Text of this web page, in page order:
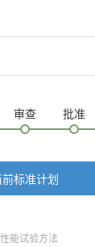
审查 批准
前标准计划
能试验方法